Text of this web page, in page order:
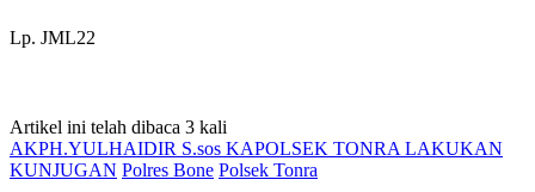
Lp. JML22
Artikel ini telah dibaca 3 kali
AKPH.YULHAIDIR S.sos KAPOLSEK TONRA LAKUKAN
KUNJUGAN Polres Bone Polsek Tonra